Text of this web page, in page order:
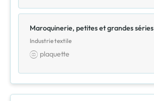
Maroquinerie, petites et grandes séries
Industrie textile
plaquette